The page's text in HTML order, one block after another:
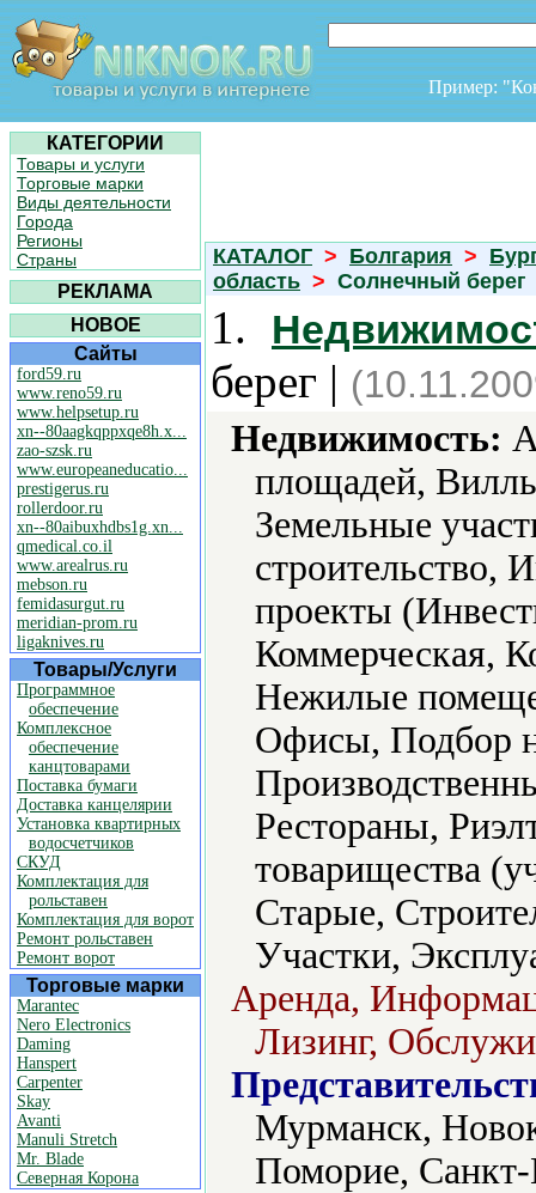
Пример:
КАТЕГОРИИ
Товары и услуги
Торговые марки
Виды деятельности
Города
Регионы
Страны
РЕКЛАМА
НОВОЕ
Сайты
ford59.ru
www.reno59.ru
www.helpsetup.ru
xn--80aagkqppxqe8h.x...
zao-szsk.ru
www.europeaneducatio...
prestigerus.ru
rollerdoor.ru
xn--80aibuxhdbs1g.xn...
qmedical.co.il
www.arealrus.ru
mebson.ru
femidasurgut.ru
meridian-prom.ru
ligaknives.ru
Товары/Услуги
Программное
обеспечение
Комплексное
обеспечение
канцтоварами
Поставка бумаги
Доставка канцелярии
Установка квартирных
водосчетчиков
СКУД
Комплектация для
рольставен
Комплектация для ворот
Ремонт рольставен
Ремонт ворот
Торговые марки
Marantec
Nero Electronics
Daming
Hanspert
Carpenter
Skay
Avanti
Manuli Stretch
Mr. Blade
Северная Корона
КАТАЛОГ > Болгария >
область > Солнечный берег
1.
берег |
Недвижимость:
площадей,
Земельные
строительство,
проекты
Коммерческая,
Нежилые
Офисы, Подбор
Рестораны,
товарищества
Старые,
Участки,
Аренда,
Лизинг,
Мурманск,
Поморие, Санкт-